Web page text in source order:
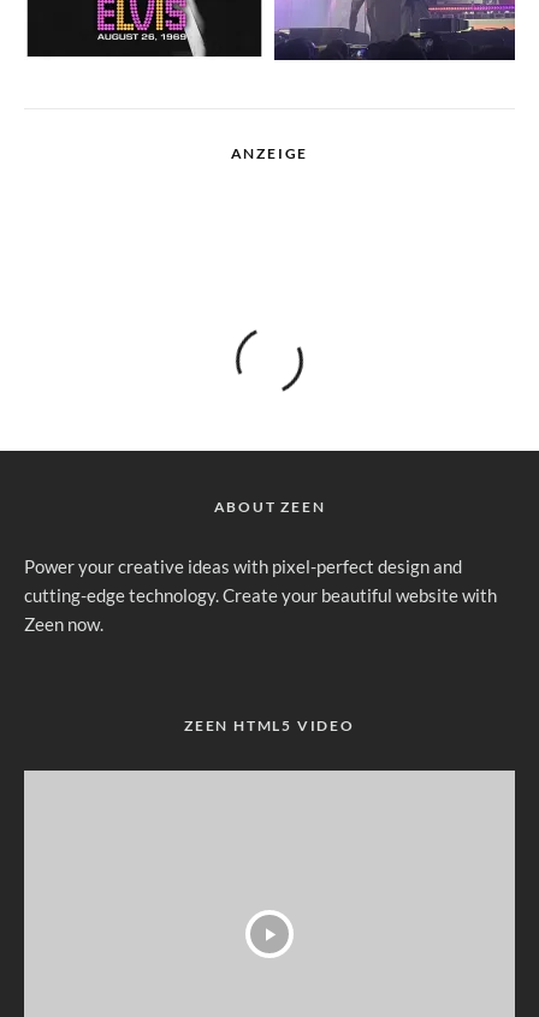
ANZEIGE
ABOUT ZEEN
Power your creative ideas with pixel-perfect design and
cutting-edge technology. Create your beautiful website with
Zeen now.
ZEEN HTML5 VIDEO